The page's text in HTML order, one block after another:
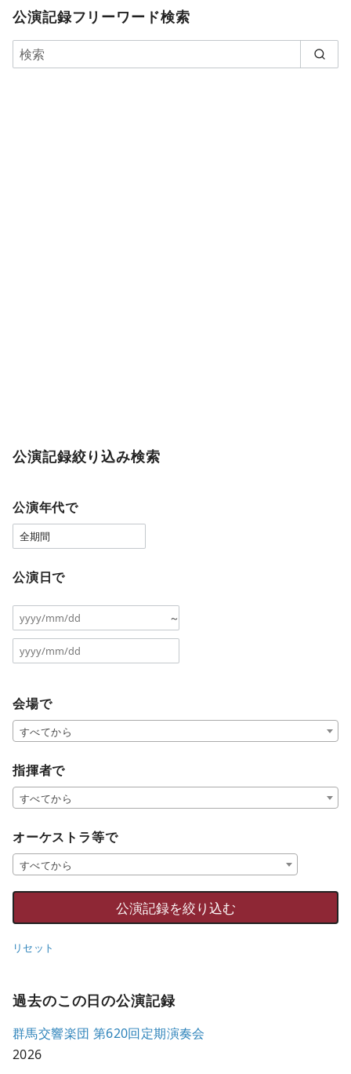
公演記録フリーワード検索
公演記録絞り込み検索
公演年代で
公演日で
～
会場で
すべてから
指揮者で
すべてから
オーケストラ等で
すべてから
リセット
過去のこの日の公演記録
群馬交響楽団 第620回定期演奏会
2026